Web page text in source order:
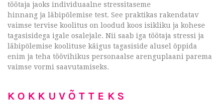
töötaja jaoks individuaalne stressitaseme
hinnang ja läbipõlemise test. See praktikas rakendatav
vaimse tervise koolitus on loodud koos isikliku ja kohese
tagasisidega igale osalejale. Nii saab iga töötaja stressi ja
läbipõlemise koolituse käigus tagasiside alusel õppida
enim ja teha töövihikus personaalse arenguplaani parema
vaimse vormi saavutamiseks.
KOKKUVÕTTEKS